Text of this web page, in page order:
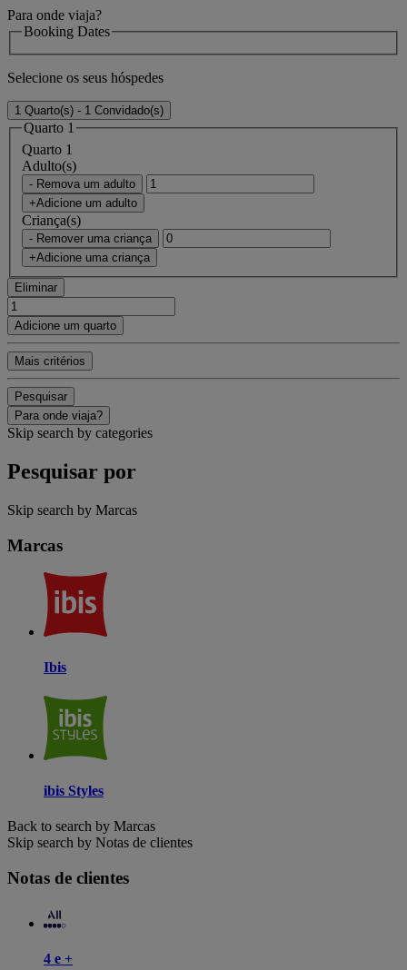
Para onde viaja?
Booking Dates
Selecione os seus hóspedes
1 Quarto(s) - 1 Convidado(s)
Quarto 1
Quarto 1
Adulto(s)
- Remova um adulto
+Adicione um adulto
Criança(s)
- Remover uma criança
+Adicione uma criança
Eliminar
Adicione um quarto
Mais critérios
Pesquisar
Para onde viaja?
Skip search by categories
Pesquisar por
Skip search by Marcas
Marcas
Ibis
ibis Styles
Back to search by Marcas
Skip search by Notas de clientes
Notas de clientes
4 e +